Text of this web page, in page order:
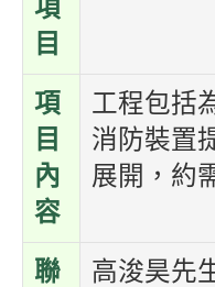
項
目
項
目
內
容
工程包括
消防裝置
展開，約
聯
高浚昊先